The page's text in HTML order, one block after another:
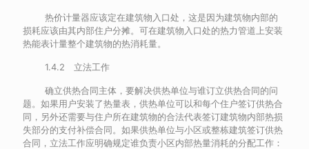
热价计量器应该定在建筑物入口处，这是因为建筑物内部的
损耗应该由其内部住户分摊。可在建筑物入口处的热力管道上安装
热能表计量整个建筑物的热消耗量。
1.4.2 立法工作
确立供热合同主体，要解决供热单位与谁订立供热合同的问
题。如果用户安装了热量表，供热单位可以和每个住户签订供热合
同，另外还需要与住户所在建筑物的合法代表签订建筑物内部热损
失部分的支付补偿合同。如果供热单位与小区或整栋建筑签订供热
合同，立法工作应明确规定谁负责小区内部热量消耗的分配工作：